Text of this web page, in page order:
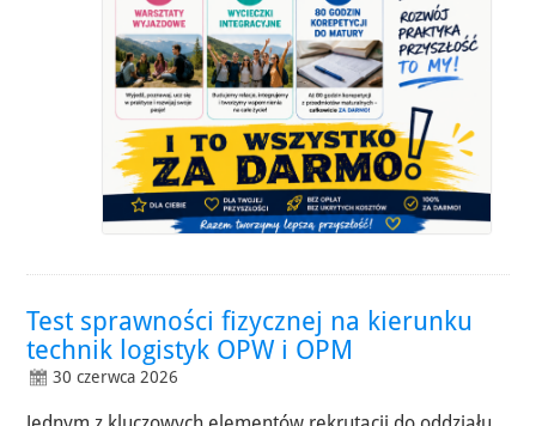
Test sprawności fizycznej na kierunku
technik logistyk OPW i OPM
30 czerwca 2026